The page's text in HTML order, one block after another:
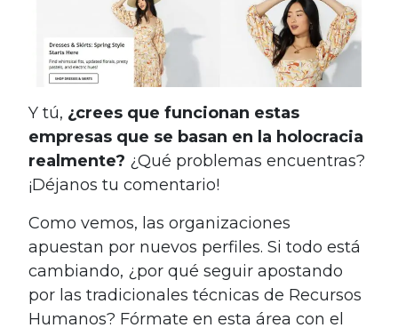
Y tú, ¿crees que funcionan estas
empresas que se basan en la holocracia
realmente? ¿Qué problemas encuentras?
¡Déjanos tu comentario!
Como vemos, las organizaciones
apuestan por nuevos perfiles. Si todo está
cambiando, ¿por qué seguir apostando
por las tradicionales técnicas de Recursos
Humanos? Fórmate en esta área con el